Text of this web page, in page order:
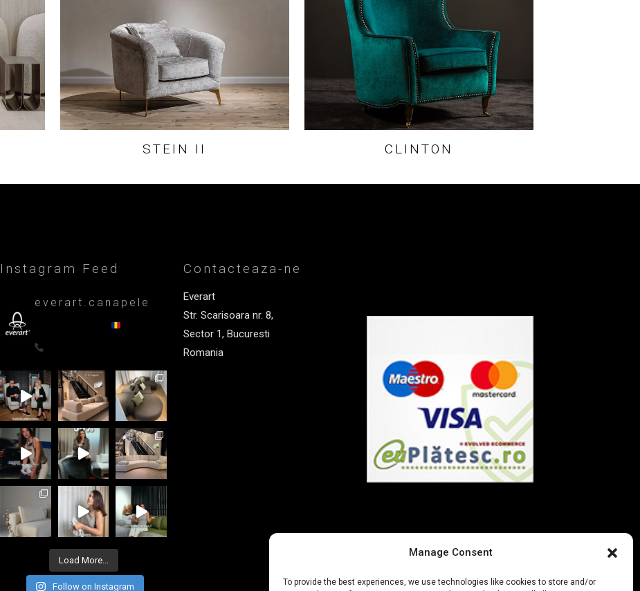
Manage Consent
To provide the best experiences, we use technologies like cookies to store and/or
STEIN II CLINTON
Instagram Feed
everart.canapele
Load More...
Follow on Instagram
Contacteaza-ne
Everart
Str. Scarisoara nr. 8,
Sector 1, Bucuresti
Romania